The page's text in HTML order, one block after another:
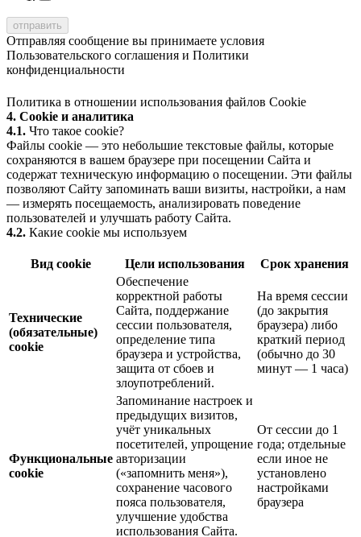
Отправляя сообщение вы принимаете условия
Пользовательского соглашения и Политики
конфиденциальности
Политика в отношении использования файлов Cookie
4. Cookie и аналитика
4.1. Что такое cookie?
Файлы cookie — это небольшие текстовые файлы, которые
сохраняются в вашем браузере при посещении Сайта и
содержат техническую информацию о посещении. Эти файлы
позволяют Сайту запоминать ваши визиты, настройки, а нам
— измерять посещаемость, анализировать поведение
пользователей и улучшать работу Сайта.
4.2. Какие cookie мы используем
Вид cookie Цели использования Срок хранения
Технические
(обязательные)
cookie
Обеспечение
корректной работы
Сайта, поддержание
сессии пользователя,
определение типа
браузера и устройства,
защита от сбоев и
злоупотреблений.
На время сессии
(до закрытия
браузера) либо
краткий период
(обычно до 30
минут — 1 часа)
Функциональные
cookie
Запоминание настроек и
предыдущих визитов,
учёт уникальных
посетителей, упрощение
авторизации
(«запомнить меня»),
сохранение часового
пояса пользователя,
улучшение удобства
использования Сайта.
От сессии до 1
года; отдельные
если иное не
установлено
настройками
браузера